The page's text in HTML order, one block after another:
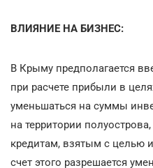
ВЛИЯНИЕ НА БИЗНЕС:
В Крыму предполагается
при расчете прибыли в
уменьшаться на суммы
на территории
кредитам, взятым с целью
счет этого разрешается